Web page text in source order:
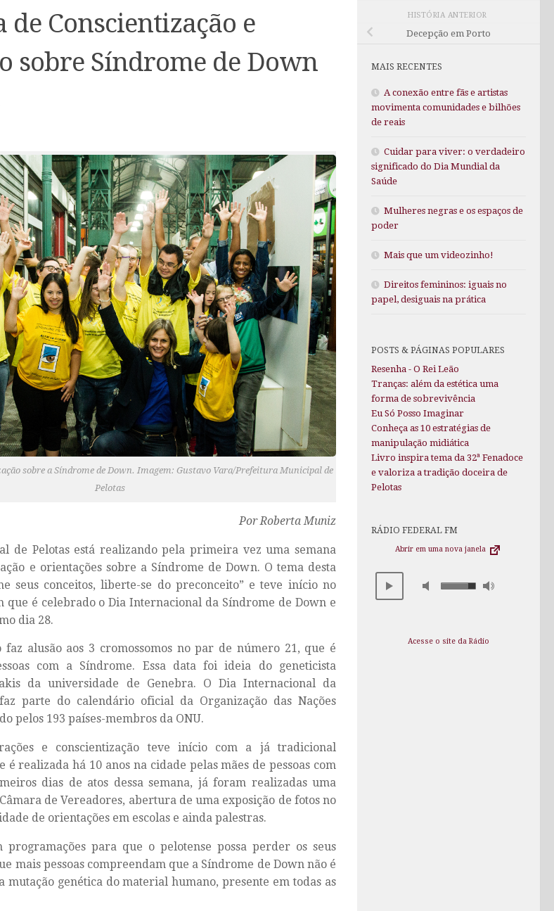
de Conscientização e
sobre Síndrome de Down
sobre a Síndrome de Down. Imagem: Gustavo Vara/Prefeitura Municipal de
Pelotas
Por Roberta Muniz
de Pelotas está realizando pela primeira vez uma semana
e orientações sobre a Síndrome de Down. O tema desta
seus conceitos, liberte-se do preconceito” e teve início no
que é celebrado o Dia Internacional da Síndrome de Down e
dia 28.
alusão aos 3 cromossomos no par de número 21, que é
com a Síndrome. Essa data foi ideia do geneticista
da universidade de Genebra. O Dia Internacional da
parte do calendário oficial da Organização das Nações
pelos 193 países-membros da ONU.
e conscientização teve início com a já tradicional
é realizada há 10 anos na cidade pelas mães de pessoas com
dias de atos dessa semana, já foram realizadas uma
de Vereadores, abertura de uma exposição de fotos no
de orientações em escolas e ainda palestras.
programações para que o pelotense possa perder os seus
mais pessoas compreendam que a Síndrome de Down não é
mutação genética do material humano, presente em todas as
HISTÓRIA ANTERIOR
Decepção em Porto
MAIS RECENTES
A conexão entre fãs e artistas
movimenta comunidades e bilhões
de reais
Cuidar para viver: o verdadeiro
significado do Dia Mundial da
Saúde
Mulheres negras e os espaços de
poder
Mais que um videozinho!
Direitos femininos: iguais no
papel, desiguais na prática
POSTS & PÁGINAS POPULARES
Resenha - O Rei Leão
Tranças: além da estética uma
forma de sobrevivência
Eu Só Posso Imaginar
Conheça as 10 estratégias de
manipulação midiática
Livro inspira tema da 32ª Fenadoce
e valoriza a tradição doceira de
Pelotas
RÁDIO FEDERAL FM
Abrir em uma nova janela
Acesse o site da Rádio